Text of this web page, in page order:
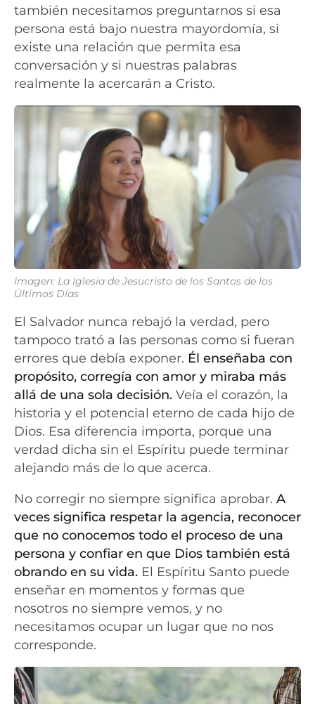
también necesitamos preguntarnos si esa
persona está bajo nuestra mayordomía, si
existe una relación que permita esa
conversación y si nuestras palabras
realmente la acercarán a Cristo.
Imagen: La Iglesia de Jesucristo de los Santos de los
Últimos Días
El Salvador nunca rebajó la verdad, pero
tampoco trató a las personas como si fueran
errores que debía exponer. Él enseñaba con
propósito, corregía con amor y miraba más
allá de una sola decisión. Veía el corazón, la
historia y el potencial eterno de cada hijo de
Dios. Esa diferencia importa, porque una
verdad dicha sin el Espíritu puede terminar
alejando más de lo que acerca.
No corregir no siempre significa aprobar. A
veces significa respetar la agencia, reconocer
que no conocemos todo el proceso de una
persona y confiar en que Dios también está
obrando en su vida. El Espíritu Santo puede
enseñar en momentos y formas que
nosotros no siempre vemos, y no
necesitamos ocupar un lugar que no nos
corresponde.